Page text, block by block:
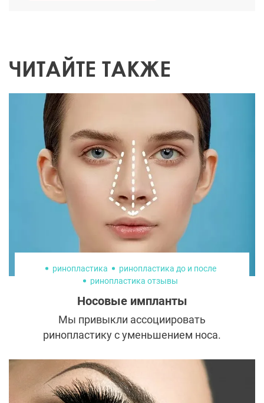
ЧИТАЙТЕ ТАКЖЕ
ринопластика
ринопластика до и после
ринопластика отзывы
Носовые импланты
Мы привыкли ассоциировать
ринопластику с уменьшением носа.
дыхательных функций и создания
эстетически привлекательного результата
иногда, наоборот, требуется восполнение